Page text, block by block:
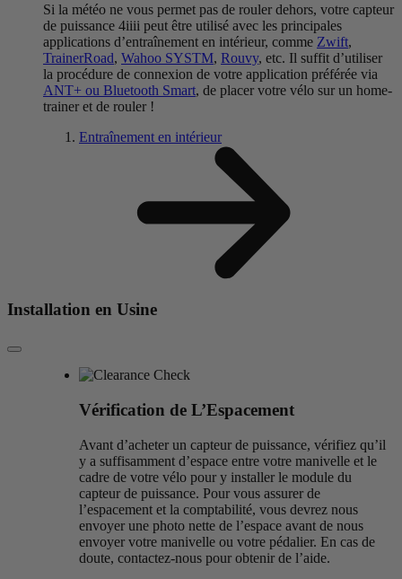
Si la météo ne vous permet pas de rouler dehors, votre capteur
de puissance 4iiii peut être utilisé avec les principales
applications d’entraînement en intérieur, comme Zwift,
TrainerRoad, Wahoo SYSTM, Rouvy, etc. Il suffit d’utiliser
la procédure de connexion de votre application préférée via
ANT+ ou Bluetooth Smart, de placer votre vélo sur un home-
trainer et de rouler !
Entraînement en intérieur
Installation en Usine
Vérification de L’Espacement
Avant d’acheter un capteur de puissance, vérifiez qu’il
y a suffisamment d’espace entre votre manivelle et le
cadre de votre vélo pour y installer le module du
capteur de puissance. Pour vous assurer de
l’espacement et la comptabilité, vous devrez nous
envoyer une photo nette de l’espace avant de nous
envoyer votre manivelle ou votre pédalier. En cas de
doute, contactez-nous pour obtenir de l’aide.